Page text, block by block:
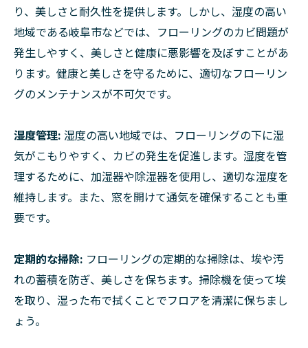
り、美しさと耐久性を提供します。しかし、湿度の高い
地域である岐阜市などでは、フローリングのカビ問題が
発生しやすく、美しさと健康に悪影響を及ぼすことがあ
ります。健康と美しさを守るために、適切なフローリン
グのメンテナンスが不可欠です。
湿度管理: 湿度の高い地域では、フローリングの下に湿
気がこもりやすく、カビの発生を促進します。湿度を管
理するために、加湿器や除湿器を使用し、適切な湿度を
維持します。また、窓を開けて通気を確保することも重
要です。
定期的な掃除: フローリングの定期的な掃除は、埃や汚
れの蓄積を防ぎ、美しさを保ちます。掃除機を使って埃
を取り、湿った布で拭くことでフロアを清潔に保ちまし
ょう。